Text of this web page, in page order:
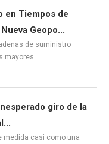
en Tiempos de
Geopo...
de suministro
mayores…
giro de la
medida casi como una